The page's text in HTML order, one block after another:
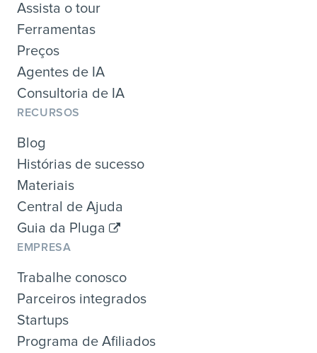
Assista o tour
Ferramentas
Preços
Agentes de IA
Consultoria de IA
RECURSOS
Blog
Histórias de sucesso
Materiais
Central de Ajuda
Guia da Pluga
EMPRESA
Trabalhe conosco
Parceiros integrados
Startups
Programa de Afiliados